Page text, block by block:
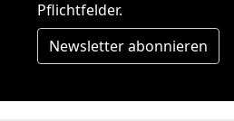
Pflichtfelder.
Newsletter abonnieren